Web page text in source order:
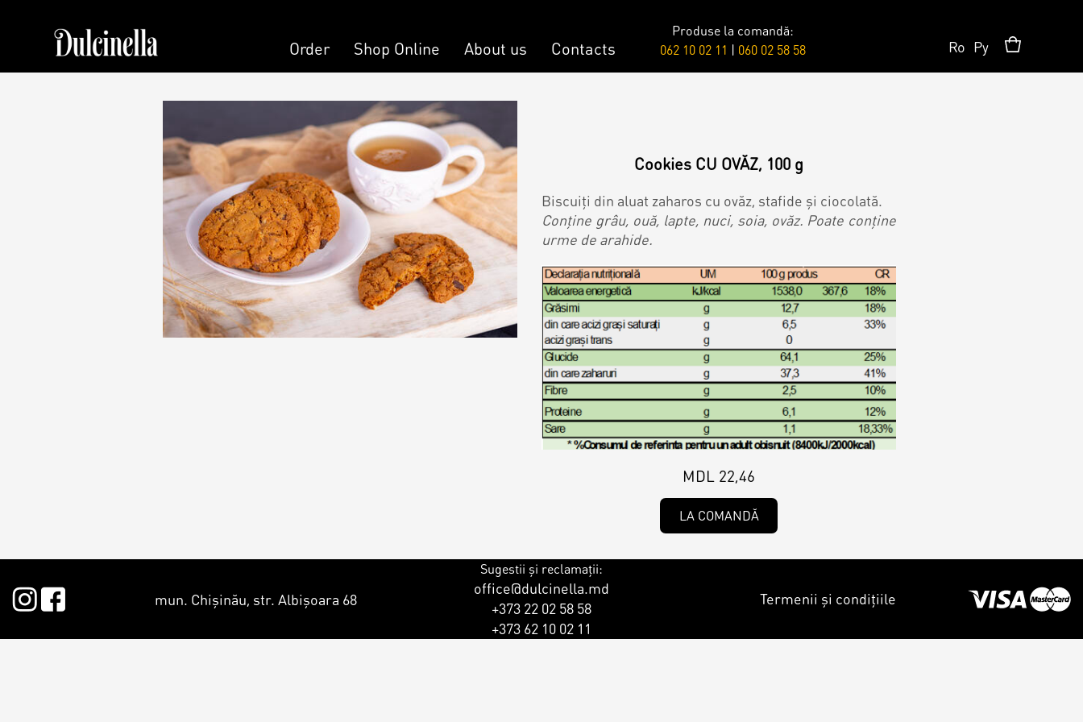
Order
Personalized Cake
Candy Bar
Personalized Desserts
Kalach
Shop Online
Pastry
Cake (Slice)
Dessert
Macaron
Raw & Vegan
Candles
About us Contacts
Produse la comandă:
062 10 02 11 | 060 02 58 58 Ro Ру
Cookies CU OVĂZ, 100 g
Biscuiți din aluat zaharos cu ovăz, stafide și ciocolată.
Conține grâu, ouă, lapte, nuci, soia, ovăz. Poate conține
urme de arahide.
MDL 22,46
LA COMANDĂ
mun. Chișinău, str. Albișoara 68
Sugestii și reclamații:
office@dulcinella.md
+373 22 02 58 58
+373 62 10 02 11
Termenii și condițiile